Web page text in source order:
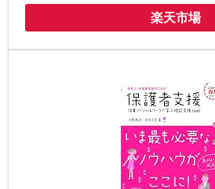
楽天市場